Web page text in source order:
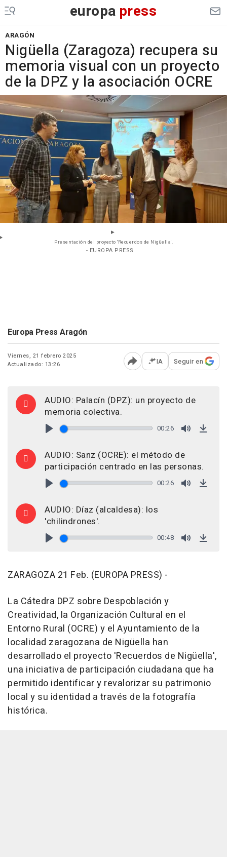
europa press
ARAGÓN
Nigüella (Zaragoza) recupera su
memoria visual con un proyecto
de la DPZ y la asociación OCRE
Presentación del proyecto 'Recuerdos de Nigüella'.
- EUROPA PRESS
Europa Press Aragón
Viernes, 21 febrero 2025
Actualizado: 13:26
Abrir opciones para
IA Seguir en
AUDIO: Palacín (DPZ): un proyecto de
memoria colectiva.
00:26
AUDIO: Sanz (OCRE): el método de
participación centrado en las personas.
00:26
AUDIO: Díaz (alcaldesa): los
'chilindrones'.
00:48
ZARAGOZA 21 Feb. (EUROPA PRESS) -
La Cátedra DPZ sobre Despoblación y
Creatividad, la Organización Cultural en el
Entorno Rural (OCRE) y el Ayuntamiento de la
localidad zaragozana de Nigüella han
desarrollado el proyecto 'Recuerdos de Nigüella',
una iniciativa de participación ciudadana que ha
permitido identificar y revalorizar su patrimonio
local y su identidad a través de la fotografía
histórica.